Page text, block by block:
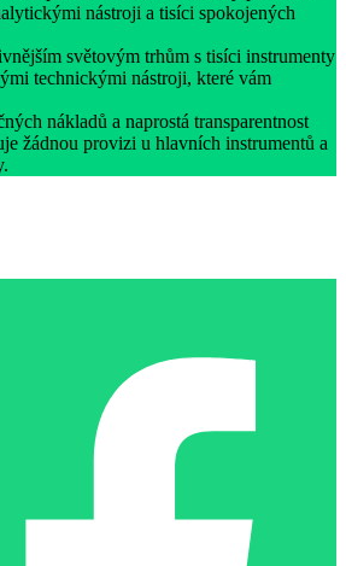
nástroji a tisíci spokojených
světovým trhům s tisíci instrumenty
technickými nástroji, které vám
nákladů a naprostá transparentnost
žádnou provizi u hlavních instrumentů a